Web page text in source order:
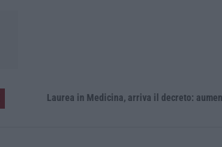
Laurea in Medicina, arriva il decreto: aumentano i